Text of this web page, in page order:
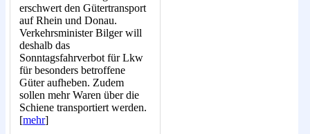
erschwert den Gütertransport
auf Rhein und Donau.
Verkehrsminister Bilger will
deshalb das
Sonntagsfahrverbot für Lkw
für besonders betroffene
Güter aufheben. Zudem
sollen mehr Waren über die
Schiene transportiert werden.
[mehr]